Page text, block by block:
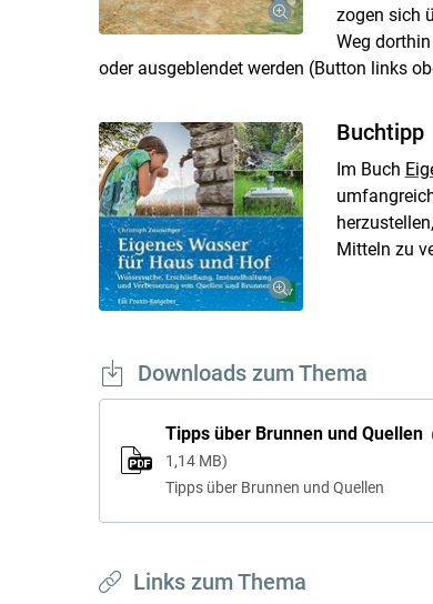
zogen sich
Weg
oder ausgeblendet werden (Button links
Buchtipp
Im Buch
Mitteln zu
Downloads zum Thema
Tipps über Brunnen und Quellen
1,14 MB
Tipps über Brunnen und Quellen
Links zum Thema